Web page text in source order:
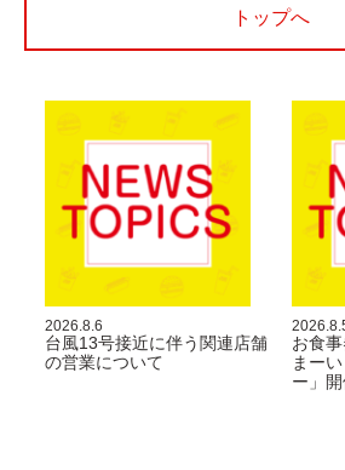
トップへ
2026.8.6
台風13号接近に伴う関連店舗
の営業について
お食
まー
ー」開